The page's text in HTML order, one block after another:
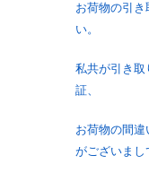
お荷物の引
い。
私共が引き取
証、
お荷物の間違
がございまし